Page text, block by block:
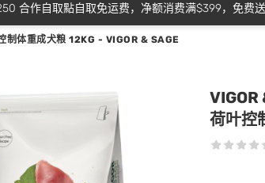
合作自取點自取免运费，净额消费满$399，免费送
制体重成犬粮 12KG - VIGOR & SAGE
VIGOR
荷叶控